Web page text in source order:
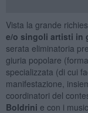
Vista la grande
e/o singoli artisti in
serata eliminatoria
giuria popolare
specializzata (di cui
manifestazione,
coordinatori del
Boldrini e con i